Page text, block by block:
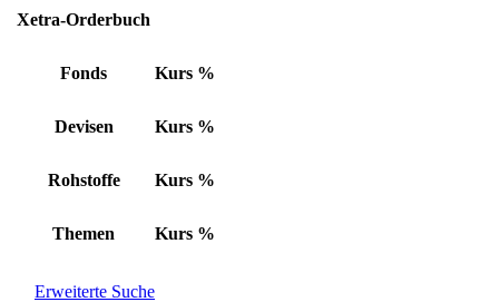
Xetra-Orderbuch
Fonds Kurs %
Devisen Kurs %
Rohstoffe Kurs %
Themen Kurs %
Erweiterte Suche